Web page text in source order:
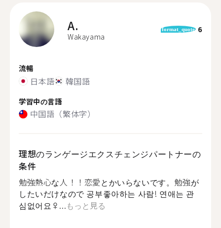
A.
Wakayama
format_quote 6
流暢
日本語 韓国語
学習中の言語
中国語（繁体字）
理想のランゲージエクスチェンジパートナーの
条件
勉強熱心な人！！恋愛とかいらないです。勉強が
したいだけなので 공부좋아하는 사람! 연애는 관
심없어요‍♀...もっと見る